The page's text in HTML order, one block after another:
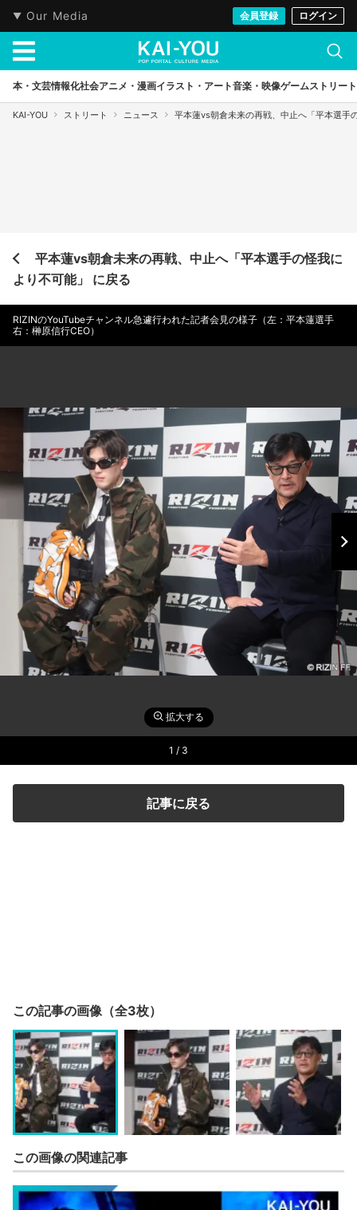
Our Media 会員登録 ログイン
本・文芸情報化社会アニメ・漫画イラスト・アート音楽・映像ゲームストリート
KAI-YOU ストリート ニュース 平本蓮vs朝倉未来の再戦、中止へ「平本選手
平本蓮vs朝倉未来の再戦、中止へ「平本選手の怪我に
より不可能」 に戻る
RIZINのYouTubeチャンネル急遽行われた記者会見の様子（左：平本蓮選手
右：榊原信行CEO）
拡大する
1 / 3
記事に戻る
この記事の画像（全3枚）
この画像の関連記事